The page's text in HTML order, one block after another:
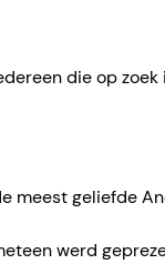
die op
meest geliefde
werd